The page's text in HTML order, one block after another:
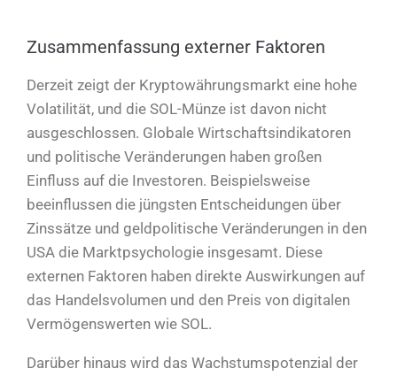
Zusammenfassung externer Faktoren
Derzeit zeigt der Kryptowährungsmarkt eine hohe
Volatilität, und die SOL-Münze ist davon nicht
ausgeschlossen. Globale Wirtschaftsindikatoren
und politische Veränderungen haben großen
Einfluss auf die Investoren. Beispielsweise
beeinflussen die jüngsten Entscheidungen über
Zinssätze und geldpolitische Veränderungen in den
USA die Marktpsychologie insgesamt. Diese
externen Faktoren haben direkte Auswirkungen auf
das Handelsvolumen und den Preis von digitalen
Vermögenswerten wie SOL.
Darüber hinaus wird das Wachstumspotenzial der